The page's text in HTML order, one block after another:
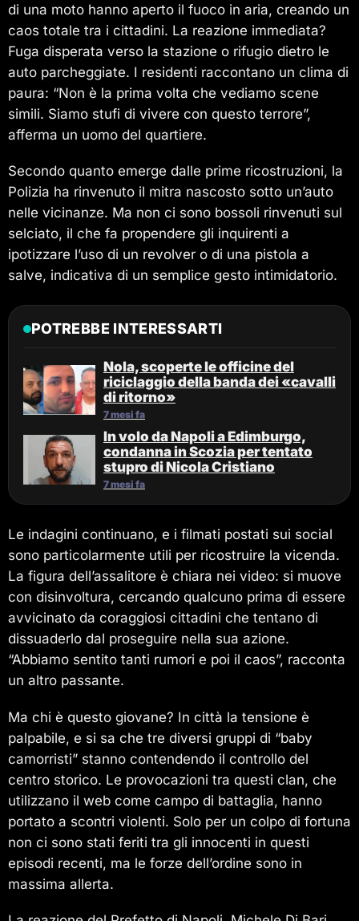
di una moto hanno aperto il fuoco in aria, creando un
caos totale tra i cittadini. La reazione immediata?
Fuga disperata verso la stazione o rifugio dietro le
auto parcheggiate. I residenti raccontano un clima di
paura: “Non è la prima volta che vediamo scene
simili. Siamo stufi di vivere con questo terrore”,
afferma un uomo del quartiere.
Secondo quanto emerge dalle prime ricostruzioni, la
Polizia ha rinvenuto il mitra nascosto sotto un’auto
nelle vicinanze. Ma non ci sono bossoli rinvenuti sul
selciato, il che fa propendere gli inquirenti a
ipotizzare l’uso di un revolver o di una pistola a
salve, indicativa di un semplice gesto intimidatorio.
POTREBBE INTERESSARTI
Nola, scoperte le officine del
riciclaggio della banda dei «cavalli
di ritorno»
7 mesi fa
In volo da Napoli a Edimburgo,
condanna in Scozia per tentato
stupro di Nicola Cristiano
7 mesi fa
Le indagini continuano, e i filmati postati sui social
sono particolarmente utili per ricostruire la vicenda.
La figura dell’assalitore è chiara nei video: si muove
con disinvoltura, cercando qualcuno prima di essere
avvicinato da coraggiosi cittadini che tentano di
dissuaderlo dal proseguire nella sua azione.
“Abbiamo sentito tanti rumori e poi il caos”, racconta
un altro passante.
Ma chi è questo giovane? In città la tensione è
palpabile, e si sa che tre diversi gruppi di “baby
camorristi” stanno contendendo il controllo del
centro storico. Le provocazioni tra questi clan, che
utilizzano il web come campo di battaglia, hanno
portato a scontri violenti. Solo per un colpo di fortuna
non ci sono stati feriti tra gli innocenti in questi
episodi recenti, ma le forze dell’ordine sono in
massima allerta.